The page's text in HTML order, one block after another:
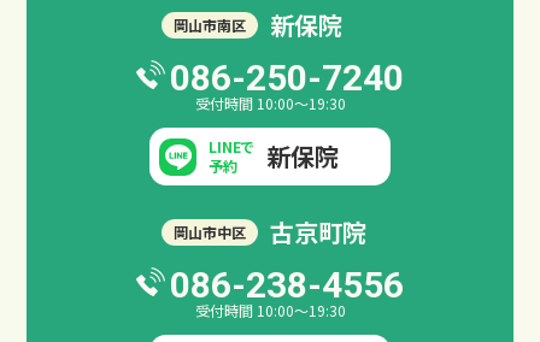
岡山市南区 新保院
086-250-7240
受付時間 10:00～19:30
LINEで
予約
新保院
岡山市中区 古京町院
086-238-4556
受付時間 10:00～19:30